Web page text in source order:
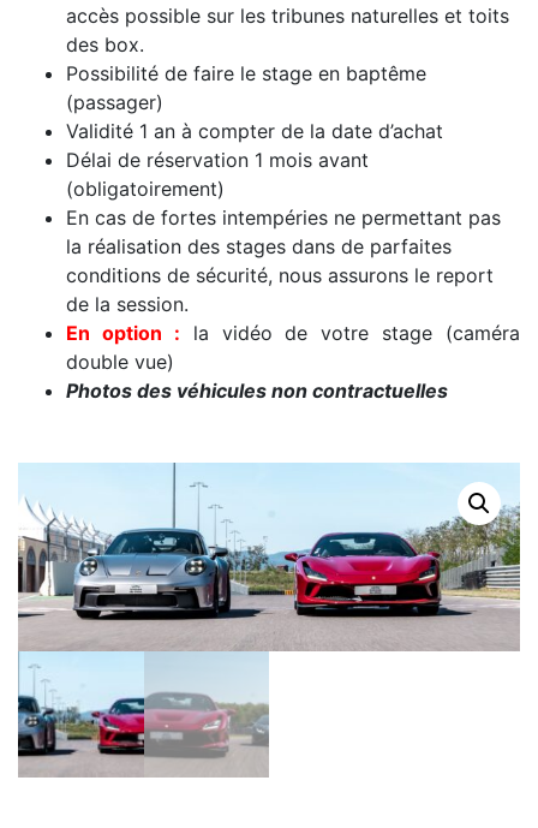
accès possible sur les tribunes naturelles et toits
des box.
Possibilité de faire le stage en baptême
(passager)
Validité 1 an à compter de la date d’achat
Délai de réservation 1 mois avant
(obligatoirement)
En cas de fortes intempéries ne permettant pas
la réalisation des stages dans de parfaites
conditions de sécurité, nous assurons le report
de la session.
En option : la vidéo de votre stage (caméra
double vue)
Photos des véhicules non contractuelles